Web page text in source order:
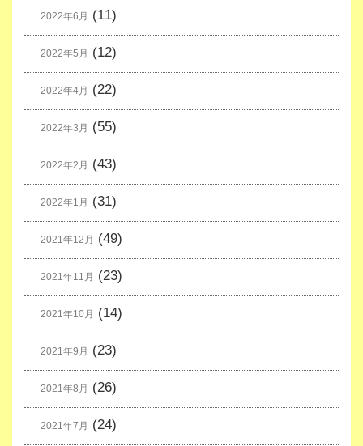
2022年6月 (11)
2022年5月 (12)
2022年4月 (22)
2022年3月 (55)
2022年2月 (43)
2022年1月 (31)
2021年12月 (49)
2021年11月 (23)
2021年10月 (14)
2021年9月 (23)
2021年8月 (26)
2021年7月 (24)